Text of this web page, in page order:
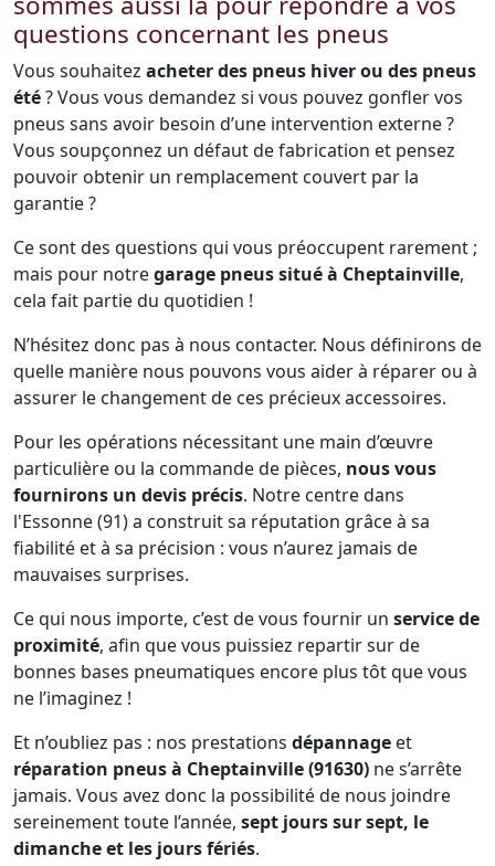
questions concernant les pneus
Vous souhaitez acheter des pneus hiver ou des pneus
été? Vous vous demandez si vous pouvez gonfler vos
pneus sans avoir besoin d’une intervention externe ?
Vous soupçonnez un défaut de fabrication et pensez
pouvoir obtenir un remplacement couvert par la
garantie ?
Ce sont des questions qui vous préoccupent rarement ;
mais pour notregarage pneus situé à Cheptainville,
cela fait partie du quotidien !
N’hésitez donc pas à nous contacter. Nous définirons de
quelle manière nous pouvons vous aider à réparer ou à
assurer le changement de ces précieux accessoires.
Pour les opérations nécessitant une main d’œuvre
particulière ou la commande de pièces, nous vous
fournirons un devis précis. Notre centre dans
l'Essonne (91) a construit sa réputation grâce à sa
fiabilité et à sa précision : vous n’aurez jamais de
mauvaises surprises.
Ce qui nous importe, c’est de vous fournir un service de
proximité, afin que vous puissiez repartir sur de
bonnes bases pneumatiques encore plus tôt que vous
ne l’imaginez !
Et n’oubliez pas : nos prestations dépannage et
réparation pneus à Cheptainville (91630) ne s’arrête
jamais. Vous avez donc la possibilité de nous joindre
sereinement toute l’année, sept jours sur sept, le
dimanche et les jours fériés.